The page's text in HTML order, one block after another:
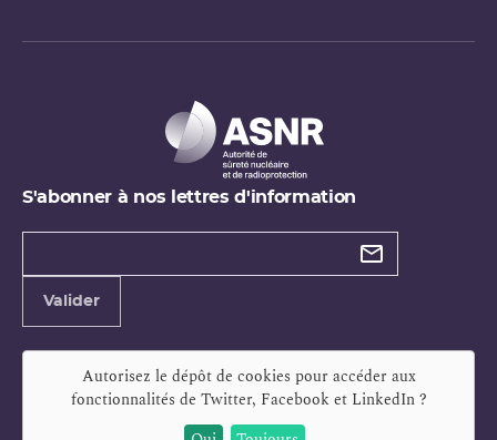
S'abonner à nos lettres d'information
Types de
Valider
Autorisez le dépôt de cookies pour accéder aux
fonctionnalités de Twitter, Facebook et LinkedIn?